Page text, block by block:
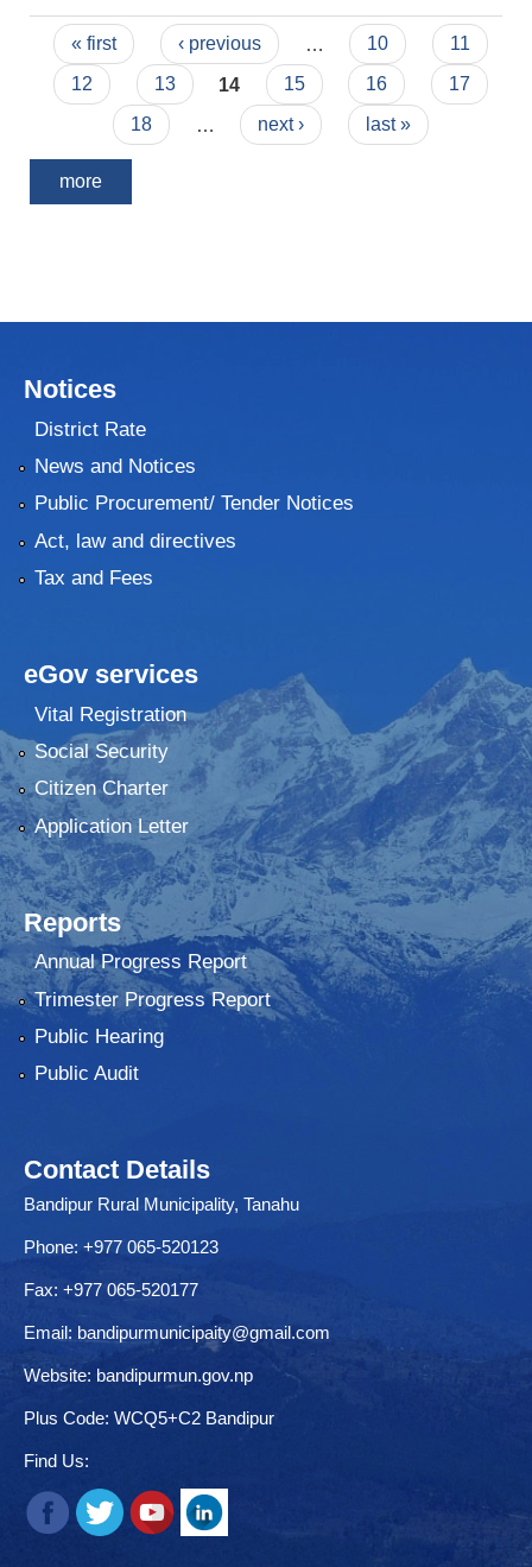
Pages
« first ‹ previous 10
11
12
13 14 15 16
17
18
next › last »
more
Notices
District Rate
News and Notices
Public Procurement/ Tender Notices
Act, law and directives
Tax and Fees
eGov services
Vital Registration
Social Security
Citizen Charter
Application Letter
Reports
Annual Progress Report
Trimester Progress Report
Public Hearing
Public Audit
Contact Details
Bandipur Rural Municipality, Tanahu
Phone: +977 065-520123
Fax: +977 065-520177
Email: bandipurmunicipaity@gmail.com
Website: bandipurmun.gov.np
Plus Code: WCQ5+C2 Bandipur
Find Us: